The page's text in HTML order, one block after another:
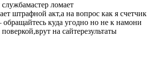
ломает
штрафной акт,а на вопрос как я счетчик
куда угодно но не к намони
на сайтерезультаты